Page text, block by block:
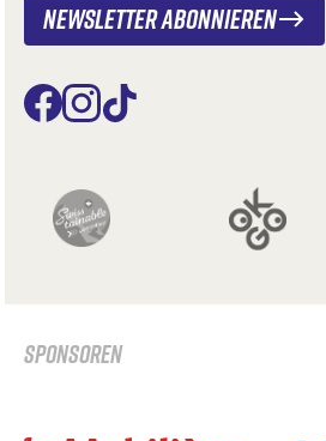
Newsletter abonnieren
SPONSOREN